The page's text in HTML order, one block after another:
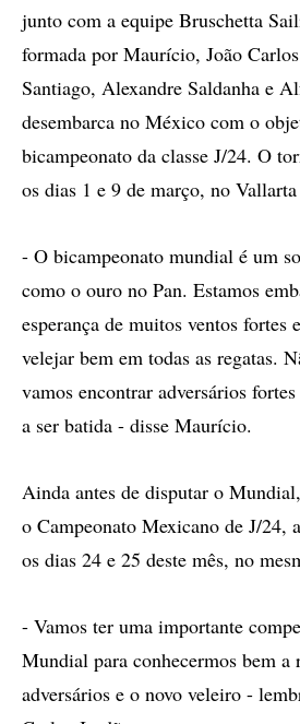
junto com a equipe Bruschetta
formada por Maurício, João
Santiago, Alexandre Saldanha e
desembarca no México com o
bicampeonato da classe J/24. O
os dias 1 e 9 de março, no
- O bicampeonato mundial é um
como o ouro no Pan. Estamos
esperança de muitos ventos fortes
velejar bem em todas as regatas.
vamos encontrar adversários
a ser batida - disse Maurício.
Ainda antes de disputar o
o Campeonato Mexicano de J/24,
os dias 24 e 25 deste mês, no
- Vamos ter uma importante
Mundial para conhecermos bem a
adversários e o novo veleiro -